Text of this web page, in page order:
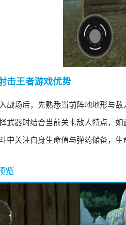
击王者游戏优势
战场后，先熟悉当前阵地地形与
武器时结合当前关卡敌人特点，
中关注自身生命值与弹药储备，生
览